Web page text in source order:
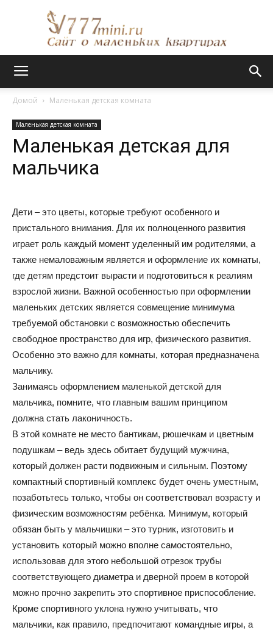
квартирах
и
интерьеры,
фото,
советы
статьи
Домой Маленькая детская комната
Маленькая детская комната
Маленькая детская для
мальчика
Дети – это цветы, которые требуют особенного и
пристального внимания. Для их полноценного развития
играет роль каждый момент уделенный им родителями, а
также немаловажным является и оформление их комнаты,
где детям предстоит вырасти и подготовиться к реалиям
взрослой жизни. Важной особенностью при оформлении
маленьких детских является совмещение минимума
требуемой обстановки с возможностью обеспечить
свободное пространство для игр, физического развития.
Особенно это важно для комнаты, которая предназначена
мальчику.
Занимаясь оформлением маленькой детской для
мальчика, помните, что главным вашим принципом
должна стать лаконичность.
В этой комнате не место бантикам, рюшечкам и цветным
подушкам – ведь здесь обитает будущий мужчина,
который должен расти подвижным и сильным. Поэтому
компактный спортивный комплекс будет очень уместным,
позаботьтесь только, чтобы он соответствовал возрасту и
физическим возможностям ребёнка. Минимум, который
обязан быть у мальчишки – это турник, изготовить и
установить который можно вполне самостоятельно,
использовав для этого небольшой отрезок трубы
соответствующего диаметра и дверной проем в которой
можно прочно закрепить это спортивное приспособление.
Кроме спортивного уклона нужно учитывать, что
мальчики, как правило, предпочитают командные игры, а